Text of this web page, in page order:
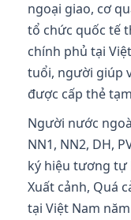
ngoại giao, cơ
tổ chức quốc tế
chính phủ tại
tuổi, người giúp
được cấp thẻ
Người nước
NN1, NN2, DH,
ký hiệu tương tự
Xuất cảnh, Quá
tại Việt Nam